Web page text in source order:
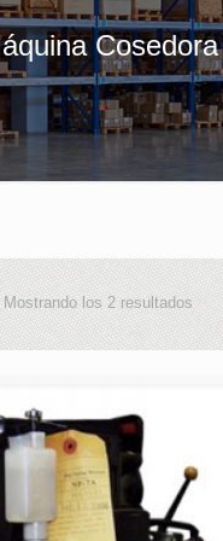
Cosedora
Mostrando los 2 resultados